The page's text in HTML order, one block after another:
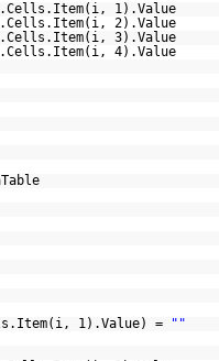
1).Value
2).Value
3).Value
4).Value
1).Value) =
""